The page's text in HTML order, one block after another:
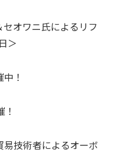
オワニ氏によるリフ
＞
！
易技術者によるオーボ